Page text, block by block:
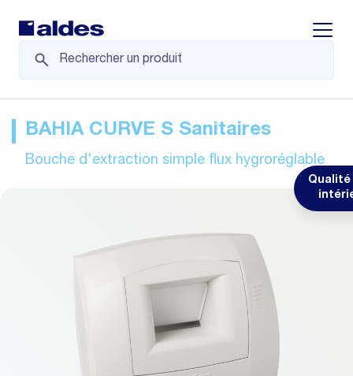
Qualité
BAHIA CURVE S Sanitaires
Bouche d'extraction simple flux hygroréglable